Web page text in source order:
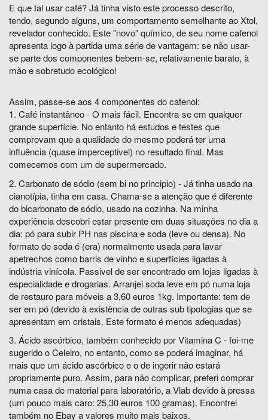
E que tal usar café? Já tinha visto este processo descrito,
tendo, segundo alguns, um comportamento semelhante ao Xtol,
revelador conhecido. Este "novo" químico, de seu nome cafenol
apresenta logo à partida uma série de vantagem: se não usar-
se parte dos componentes bebem-se, relativamente barato, à
mão e sobretudo ecológico!
Assim, passe-se aos 4 componentes do cafenol:
1. Café instantâneo - O mais fácil. Encontra-se em qualquer
grande superfície. No entanto há estudos e testes que
comprovam que a qualidade do mesmo poderá ter uma
influência (quase imperceptivel) no resultado final. Mas
comecemos com um de supermercado.
2. Carbonato de sódio (sem bi no principio) - Já tinha usado na
cianotípia, tinha em casa. Chama-se a atenção que é diferente
do bicarbonato de sódio, usado na cozinha. Na minha
experiência descobri estar presente em duas situações no dia a
dia: pó para subir PH nas piscina e soda (leve ou densa). No
formato de soda é (era) normalmente usada para lavar
apetrechos como barris de vinho e superfícies ligadas à
indústria vinícola. Passivel de ser encontrado em lojas ligadas à
especialidade e drogarias. Arranjei soda leve em pó numa loja
de restauro para móveis a 3,60 euros 1kg. Importante: tem de
ser em pó (devido à existência de outras sub tipologias que se
apresentam em cristais. Este formato é menos adequadas)
3. Ácido ascórbico, também conhecido por Vitamina C - foi-me
sugerido o Celeiro, no entanto, como se poderá imaginar, há
mais que um ácido ascórbico e o de ingerir não estará
propriamente puro. Assim, para não complicar, preferi comprar
numa casa de material para laboratório, a Vlab devido à pressa
(um pouco mais caro: 25,30 euros 100 gramas). Encontrei
também no Ebay a valores muito mais baixos.